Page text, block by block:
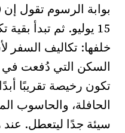
15 يوليو. ثم تبدأ
خلفها: تكاليف السفر
السكن التي دُفعت في
تكون رخيصة تقريبًا
الحافلة، والحاسوب
سيئة جدًا ليتعطل. عند